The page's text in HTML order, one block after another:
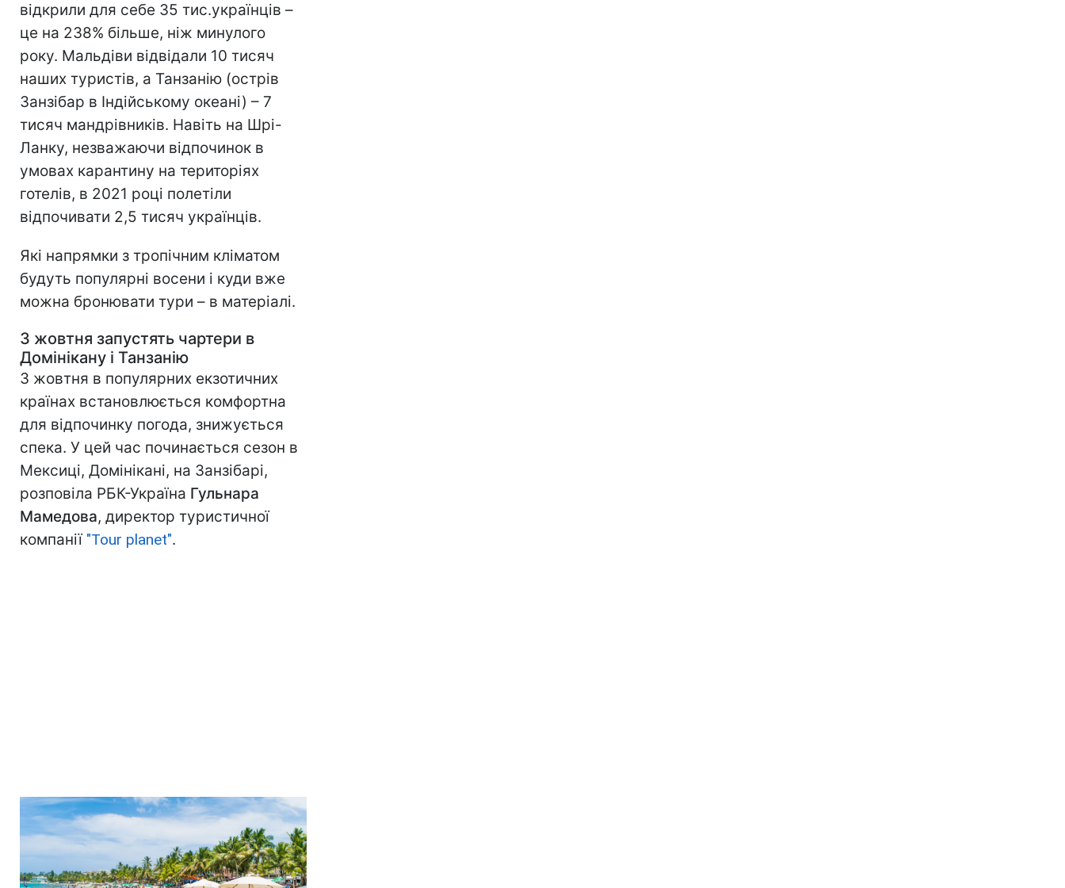
відкрили для себе 35 тис.українців –
це на 238% більше, ніж минулого
року. Мальдіви відвідали 10 тисяч
наших туристів, а Танзанію (острів
Занзібар в Індійському океані) – 7
тисяч мандрівників. Навіть на Шрі-
Ланку, незважаючи відпочинок в
умовах карантину на територіях
готелів, в 2021 році полетіли
відпочивати 2,5 тисяч українців.
Які напрямки з тропічним кліматом
будуть популярні восени і куди вже
можна бронювати тури – в матеріалі.
З жовтня запустять чартери в
Домінікану і Танзанію
З жовтня в популярних екзотичних
країнах встановлюється комфортна
для відпочинку погода, знижується
спека. У цей час починається сезон в
Мексиці, Домінікані, на Занзібарі,
розповіла РБК-Україна Гульнара
Мамедова, директор туристичної
компанії "Tour planet".